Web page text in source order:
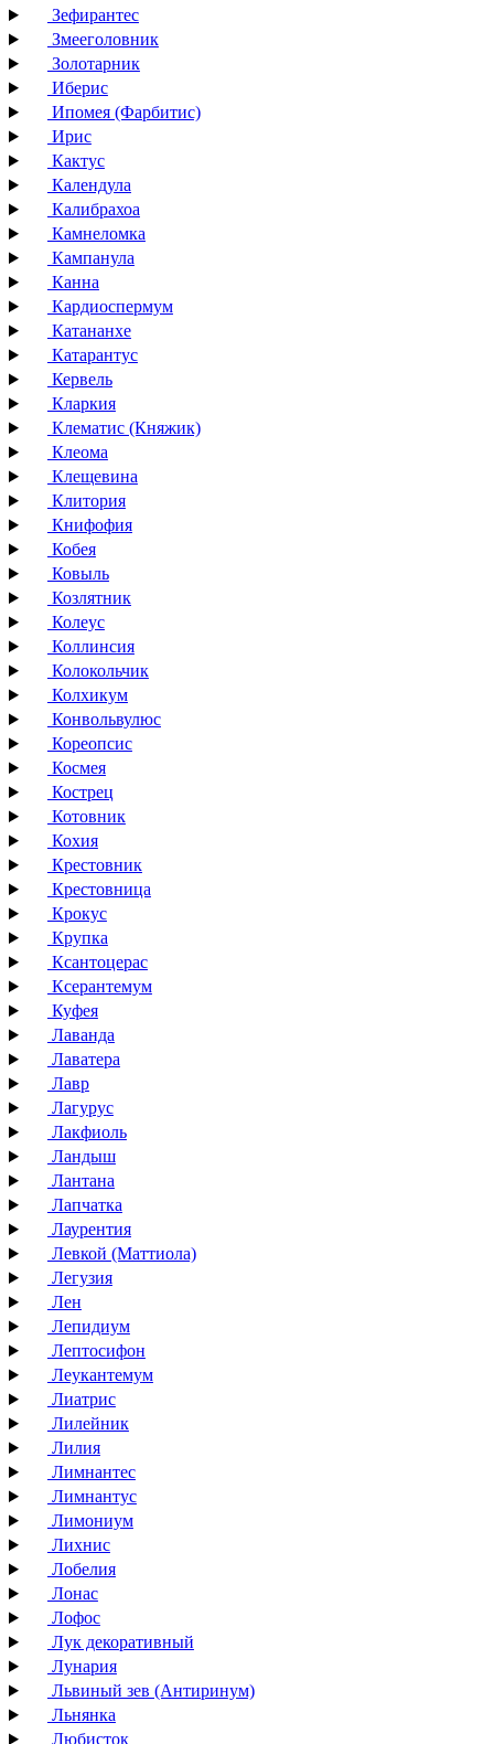
Зефирантес
Змееголовник
Золотарник
Иберис
Ипомея (Фарбитис)
Ирис
Кактус
Календула
Калибрахоа
Камнеломка
Кампанула
Канна
Кардиоспермум
Катананхе
Катарантус
Кервель
Кларкия
Клематис (Княжик)
Клеома
Клещевина
Клитория
Книфофия
Кобея
Ковыль
Козлятник
Колеус
Коллинсия
Колокольчик
Колхикум
Конвольвулюс
Кореопсис
Космея
Кострец
Котовник
Кохия
Крестовник
Крестовница
Крокус
Крупка
Ксантоцерас
Ксерантемум
Куфея
Лаванда
Лаватера
Лавр
Лагурус
Лакфиоль
Ландыш
Лантана
Лапчатка
Лаурентия
Левкой (Маттиола)
Легузия
Лен
Лепидиум
Лептосифон
Леукантемум
Лиатрис
Лилейник
Лилия
Лимнантес
Лимнантус
Лимониум
Лихнис
Лобелия
Лонас
Лофос
Лук декоративный
Лунария
Львиный зев (Антиринум)
Льнянка
Любисток